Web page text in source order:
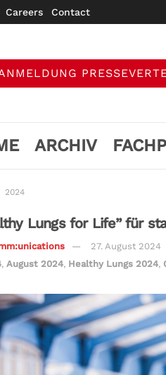
Careers Contact
ARCHIV
2024
Lungs for Life” für
27. August 2024
, August 2024, Healthy Lungs 2024,